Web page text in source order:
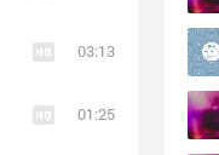
03:13
01:25